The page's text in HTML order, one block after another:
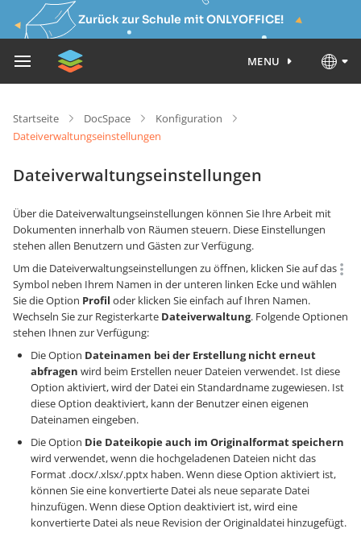
Zurück zur Schule mit ONLYOFFICE!
MENU
Startseite DocSpace
Konfiguration
Dateiverwaltungseinstellungen
Dateiverwaltungseinstellungen
Über die Dateiverwaltungseinstellungen können Sie Ihre Arbeit mit
Dokumenten innerhalb von Räumen steuern. Diese Einstellungen
stehen allen Benutzern und Gästen zur Verfügung.
Um die Dateiverwaltungseinstellungen zu öffnen, klicken Sie auf das
Symbol neben Ihrem Namen in der unteren linken Ecke und wählen
Sie die Option Profil oder klicken Sie einfach auf Ihren Namen.
Wechseln Sie zur Registerkarte Dateiverwaltung. Folgende Optionen
stehen Ihnen zur Verfügung:
Die Option Dateinamen bei der Erstellung nicht erneut
abfragen wird beim Erstellen neuer Dateien verwendet. Ist diese
Option aktiviert, wird der Datei ein Standardname zugewiesen. Ist
diese Option deaktiviert, kann der Benutzer einen eigenen
Dateinamen eingeben.
Die Option Die Dateikopie auch im Originalformat speichern
wird verwendet, wenn die hochgeladenen Dateien nicht das
Format .docx/.xlsx/.pptx haben. Wenn diese Option aktiviert ist,
können Sie eine konvertierte Datei als neue separate Datei
hinzufügen. Wenn diese Option deaktiviert ist, wird eine
konvertierte Datei als neue Revision der Originaldatei hinzugefügt.